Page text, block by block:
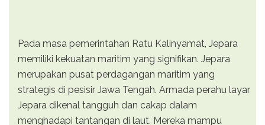
Pada masa pemerintahan Ratu Kalinyamat, Jepara
memiliki kekuatan maritim yang signifikan. Jepara
merupakan pusat perdagangan maritim yang
strategis di pesisir Jawa Tengah. Armada perahu layar
Jepara dikenal tangguh dan cakap dalam
menghadapi tantangan di laut. Mereka mampu